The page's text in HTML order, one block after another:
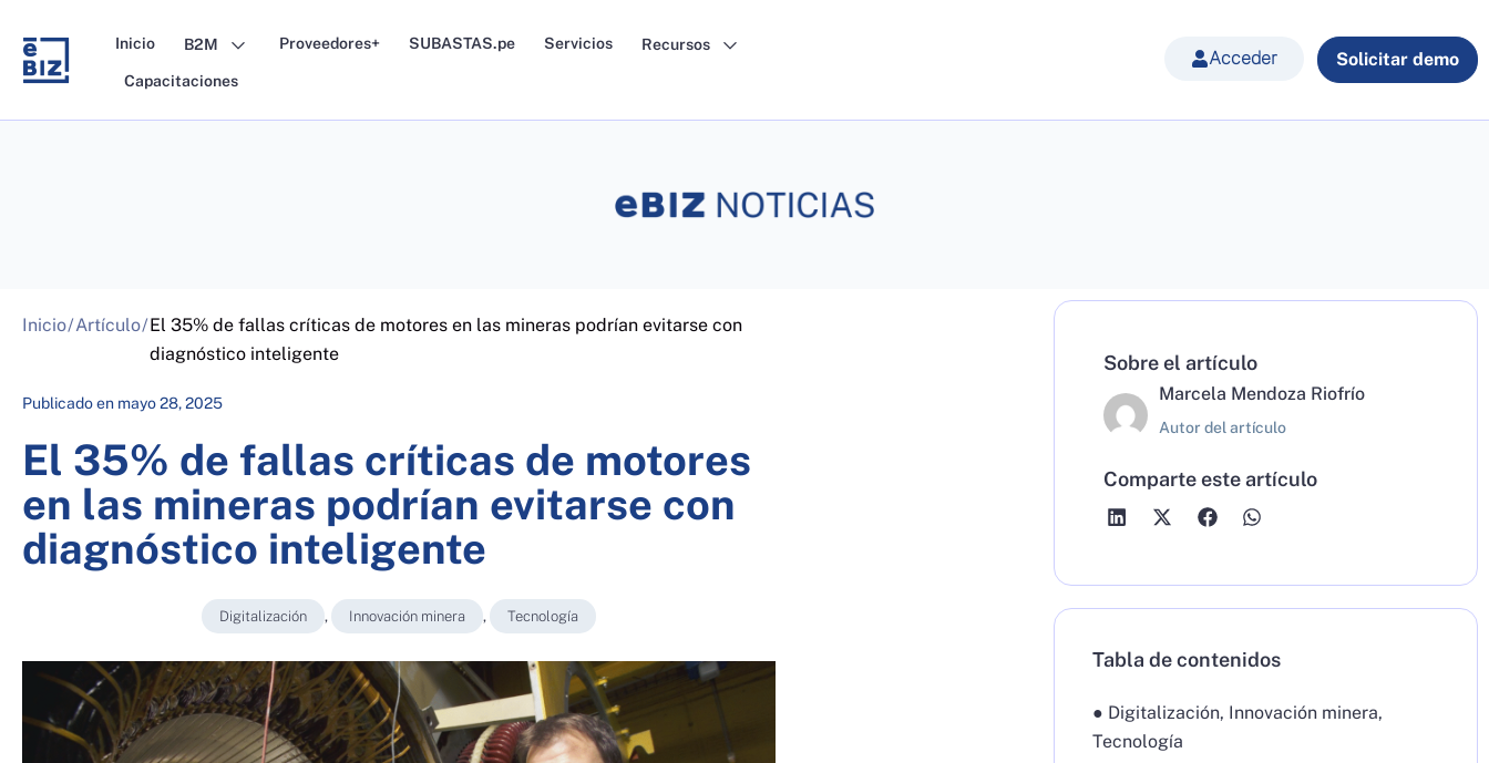
content
Inicio B2M Proveedores+ SUBASTAS.pe Servicios Recursos
Capacitaciones
Acceder Solicitar demo
Inicio/Artículo/El 35% de fallas críticas de motores en las mineras podrían evitarse con
diagnóstico inteligente
Publicado en mayo 28, 2025
El 35% de fallas críticas de motores
en las mineras podrían evitarse con
diagnóstico inteligente
Digitalización , Innovación minera , Tecnología
Sobre el artículo
Marcela Mendoza Riofrío
Autor del artículo
Comparte este artículo
Tabla de contenidos
● Digitalización, Innovación minera,
Tecnología